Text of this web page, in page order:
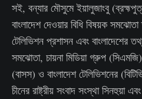
সই, বন্যার মৌসুমে ইয়ালুজাংবু
বাংলাদেশ দেওয়ার বিধি বিষয়ক
টেলিভিশন প্রশাসন এবং বাংলাদেশের
সমঝোতা, চায়না মিডিয়া গ্রুপ
(বাসস) ও বাংলাদেশ টেলিভিশনের
চীনের রাষ্ট্রীয় সংবাদ সংস্থা সিনহুয়া